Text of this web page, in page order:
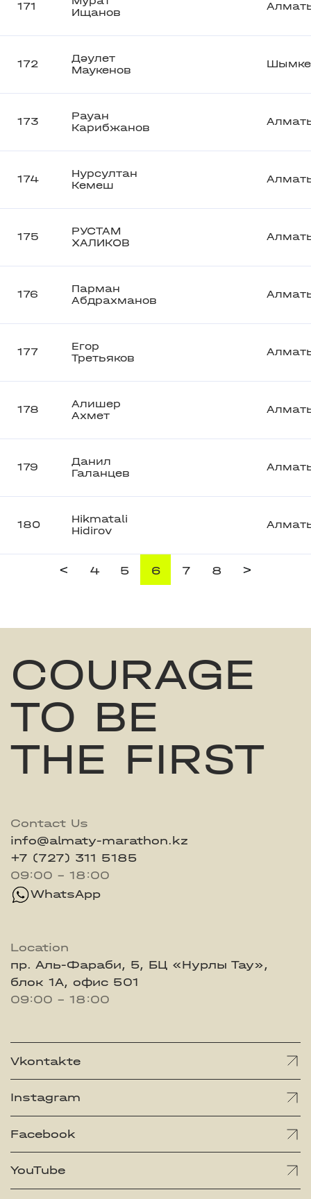
171
Ищанов
172
Дәулет
Маукенов
173
Рауан
Карибжанов
174
Нурсултан
Кемеш
175
РУСТАМ
ХАЛИКОВ
176
Парман
Абдрахманов
177
Егор
Третьяков
178
Алишер
Ахмет
179
Данил
Галанцев
180
Hikmatali
Hidirov
< 4 5 6 7 8 >
COURAGE
TO BE
THE FIRST
Contact Us
info@almaty-marathon.kz
+7 (727) 311 5185
09:00 - 18:00
WhatsApp
Location
пр. Аль-Фараби, 5, БЦ «Нурлы Тау»,
блок 1А, офис 501
09:00 - 18:00
Vkontakte
Instagram
Facebook
YouTube